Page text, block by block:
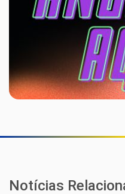
Notícias